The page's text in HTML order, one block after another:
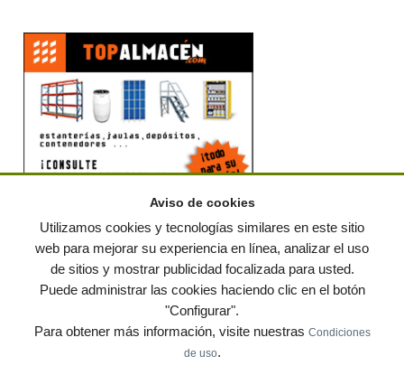
© residuos.com - Todos los derechos reservados Política de privacidad
Condiciones de uso|Contacto |Editores|Mapa web|Preguntas frecuentes|Publica
tus anuncios gratis!
Aviso de cookies
Utilizamos cookies y tecnologías similares en este sitio
web para mejorar su experiencia en línea, analizar el uso
de sitios y mostrar publicidad focalizada para usted.
Puede administrar las cookies haciendo clic en el botón
"Configurar".
Para obtener más información, visite nuestras Condiciones
de uso.